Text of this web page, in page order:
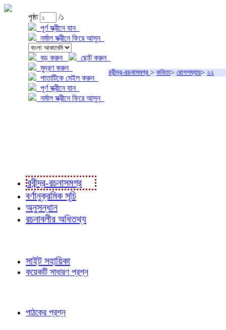
পৃষ্ঠা
/১
পূর্ণ স্ক্রীনে যান
নর্মাল স্ক্রীনে ফিরে আসুন
বড় করুন
ছোট করুন
মুদ্রণ করুন
পাতাটিকে মেইল করুন
পূর্ণ স্ক্রীনে যান
নর্মাল স্ক্রীনে ফিরে আসুন
রবীন্দ্র-রচনাসমগ্র > কবিতা> রোগশয্যায়> ২২
রবীন্দ্র-রচনাসমগ্র
বর্ণানুক্রমিক সূচি
অনুসন্ধান
রচনাবলীর অধিতথ্য
সাইট সহায়িকা
কয়েকটি সাধারণ প্রশ্ন
পাঠকের প্রশ্ন